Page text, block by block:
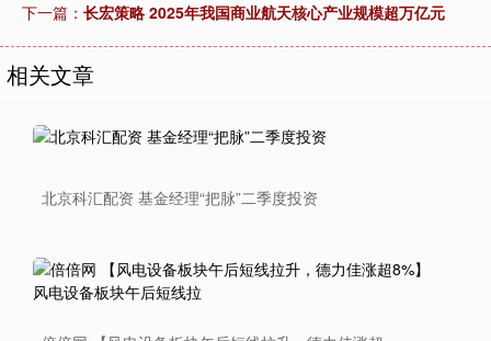
下一篇： 长宏策略 2025年我国商业航天核心产业规模超万亿元
相关文章
北京科汇配资 基金经理“把脉”二季度投资